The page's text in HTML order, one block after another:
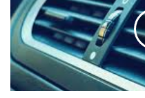
LA
CLIMATISATION
AUTOMOBILE,
UN
TUEUR
SILENCIEUX!